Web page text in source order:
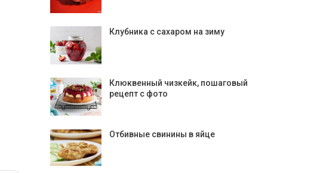
Клубника с сахаром на зиму
Клюквенный чизкейк, пошаговый
рецепт с фото
Отбивные свинины в яйце